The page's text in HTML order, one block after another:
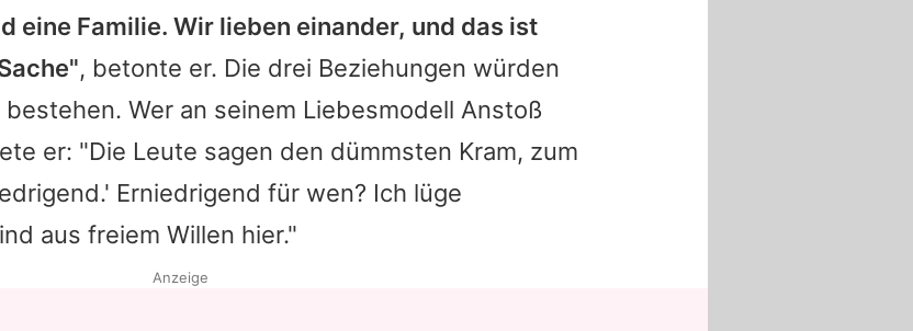
eine Familie. Wir lieben einander, und das ist
, betonte er. Die drei Beziehungen würden
Wer an seinem Liebesmodell Anstoß
er: "Die Leute sagen den dümmsten Kram, zum
Erniedrigend für wen? Ich lüge
aus freiem Willen hier."
Anzeige